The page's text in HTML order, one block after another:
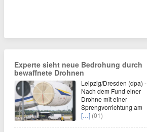
Experte sieht neue Bedrohung durch
bewaffnete Drohnen
Leipzig/Dresden (dpa) -
Nach dem Fund einer
Drohne mit einer
Sprengvorrichtung am
[…] (01)